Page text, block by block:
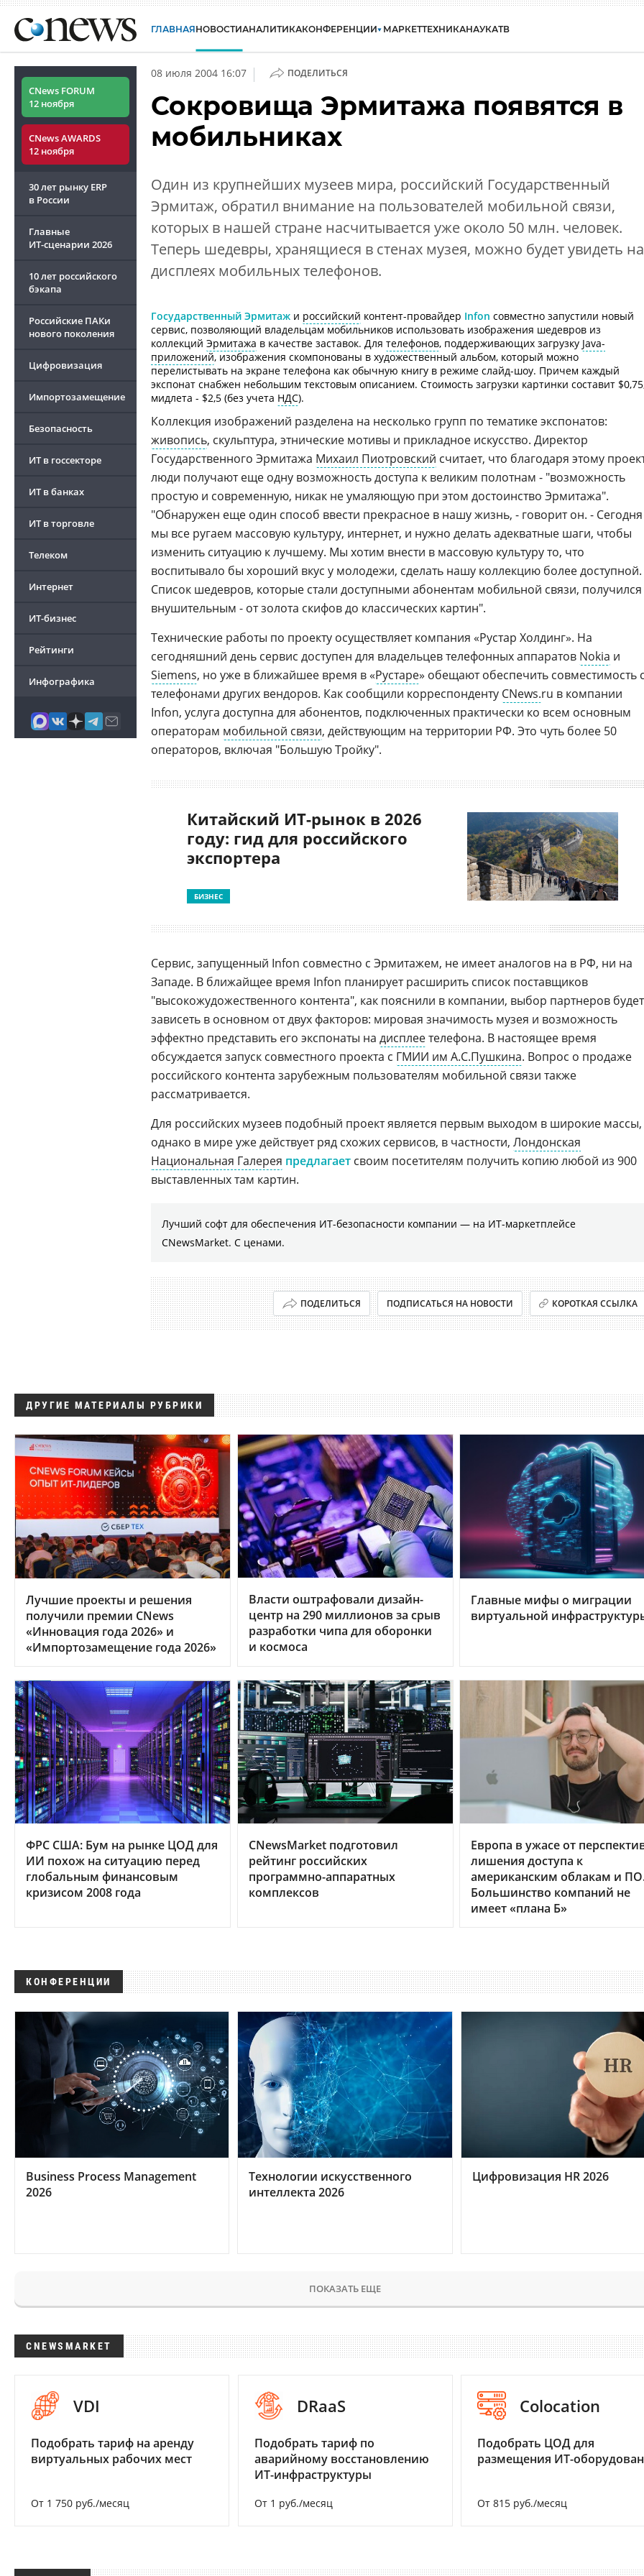
ГЛАВНАЯНОВОСТИАНАЛИТИКАКОНФЕРЕНЦИИ МАРКЕТТЕХНИКАНАУКАТВ
CNews FORUM
12 ноября
CNews AWARDS
12 ноября
30 лет рынку ERP
в России
Главные
ИТ-сценарии 2026
10 лет российского
бэкапа
Российские ПАКи
нового поколения
Цифровизация
Импортозамещение
Безопасность
ИТ в госсекторе
ИТ в банках
ИТ в торговле
Телеком
Интернет
ИТ-бизнес
Рейтинги
Инфографика
08 июля 2004 16:07 | ПОДЕЛИТЬСЯ
Сокровища Эрмитажа появятся в
мобильниках
Один из крупнейших музеев мира, российский Государственный
Эрмитаж, обратил внимание на пользователей мобильной связи,
которых в нашей стране насчитывается уже около 50 млн. человек.
Теперь шедевры, хранящиеся в стенах музея, можно будет увидеть на
дисплеях мобильных телефонов.
Государственный Эрмитаж и российский контент-провайдер Infon совместно запустили новый
сервис, позволяющий владельцам мобильников использовать изображения шедевров из
коллекций Эрмитажа в качестве заставок. Для телефонов, поддерживающих загрузку Java-
приложений, изображения скомпонованы в художественный альбом, который можно
перелистывать на экране телефона как обычную книгу в режиме слайд-шоу. Причем каждый
экспонат снабжен небольшим текстовым описанием. Стоимость загрузки картинки составит
мидлета - $2,5 (без учета НДС).
Коллекция изображений разделена на несколько групп по тематике экспонатов:
живопись, скульптура, этнические мотивы и прикладное искусство. Директор
Государственного Эрмитажа Михаил Пиотровский считает, что благодаря этому
люди получают еще одну возможность доступа к великим полотнам - "возможность
простую и современную, никак не умаляющую при этом достоинство Эрмитажа".
"Обнаружен еще один способ ввести прекрасное в нашу жизнь, - говорит он. - Сегодня
мы все ругаем массовую культуру, интернет, и нужно делать адекватные шаги, чтобы
изменить ситуацию к лучшему. Мы хотим внести в массовую культуру то, что
воспитывало бы хороший вкус у молодежи, сделать нашу коллекцию более доступной.
Список шедевров, которые стали доступными абонентам мобильной связи, получился
внушительным - от золота скифов до классических картин".
Технические работы по проекту осуществляет компания «Рустар Холдинг». На
сегодняшний день сервис доступен для владельцев телефонных аппаратов Nokia и
Siemens, но уже в ближайшее время в «Рустаре» обещают обеспечить совместимость
телефонами других вендоров. Как сообщили корреспонденту CNews.ru в компании
Infon, услуга доступна для абонентов, подключенных практически ко всем основным
операторам мобильной связи, действующим на территории РФ. Это чуть более 50
операторов, включая "Большую Тройку".
Китайский ИТ-рынок в 2026
году: гид для российского
экспортера
БИЗНЕС
Cервис, запущенный Infon совместно с Эрмитажем, не имеет аналогов на в РФ, ни на
Западе. В ближайщее время Infon планирует расширить список поставщиков
"высокожудожественного контента", как пояснили в компании, выбор партнеров будет
зависеть в основном от двух факторов: мировая значимость музея и возможность
эффектно представить его экспонаты на дисплеетелефона. В настоящее время
обсуждается запуск совместного проекта с ГМИИ им А.С.Пушкина. Вопрос о продаже
российского контента зарубежным пользователям мобильной связи также
рассматривается.
Для российских музеев подобный проект является первым выходом в широкие массы,
однако в мире уже действует ряд схожих сервисов, в частности, Лондонская
Национальная Галерея предлагает своим посетителям получить копию любой из 900
выставленных там картин.
Лучший софт для обеспечения ИТ-безопасности компании ― на ИТ-маркетплейсе
CNewsMarket. С ценами.
ПОДЕЛИТЬСЯ ПОДПИСАТЬСЯ НА НОВОСТИ КОРОТКАЯ ССЫЛКА
ДРУГИЕ МАТЕРИАЛЫ РУБРИКИ
Лучшие проекты и решения
получили премии CNews
«Инновация года 2026» и
«Импортозамещение года 2026»
Власти оштрафовали дизайн-
центр на 290 миллионов за срыв
разработки чипа для оборонки
и космоса
Главные мифы о миграции
виртуальной
ФРС США: Бум на рынке ЦОД для
ИИ похож на ситуацию перед
глобальным финансовым
кризисом 2008 года
CNewsMarket подготовил
рейтинг российских
программно-аппаратных
комплексов
Европа в ужасе от
лишения доступа к
американским облакам и
Большинство компаний не
имеет «плана Б»
КОНФЕРЕНЦИИ
Business Process Management
2026
Технологии искусственного
интеллекта 2026
Цифровизация HR 2026
ПОКАЗАТЬ ЕЩЕ
CNEWSMARKET
VDI
Подобрать тариф на аренду
виртуальных рабочих мест
От 1 750 руб./месяц
DRaaS
Подобрать тариф по
аварийному восстановлению
ИТ-инфраструктуры
От 1 руб./месяц
Colocation
Подобрать ЦОД для
размещения ИТ-
От 815 руб./месяц